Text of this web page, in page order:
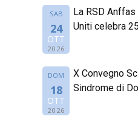
SAB
24
OTT
2026
La RSD
Uniti celebra
DOM
18
OTT
2026
X Convegno
Sindrome di